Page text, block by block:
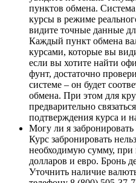
пунктов обмена.
курсы в режиме
видите точные данные
Каждый пункт обмена
курсами, которые вы
если вы хотите найти
фунт, достаточно
системе – он будет
обмена. При этом для
предварительно
подтверждения курса и
Могу ли я
Курс забронировать
необходимую сумму, при
долларов и евро. Бронь
Уточнить наличие